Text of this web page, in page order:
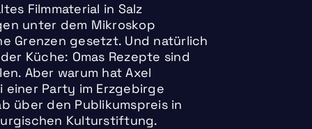
Filmmaterial in Salz
unter dem Mikroskop
Grenzen gesetzt. Und natürlich
Küche: Omas Rezepte sind
Aber warum hat Axel
einer Party im Erzgebirge
über den Publikumspreis in
Kulturstiftung.